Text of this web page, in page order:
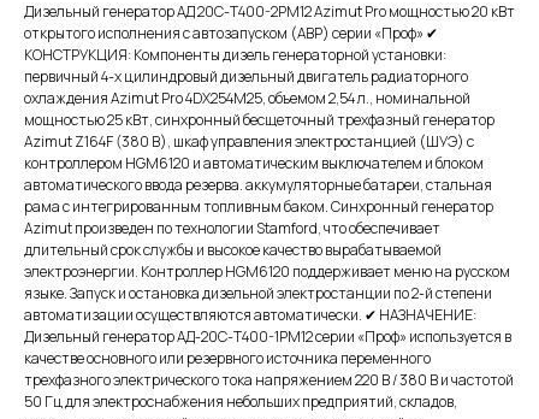
Дизельный генератор АД 20С-Т400-2РМ12 Azimut Pro мощностью 20 кВт
открытого исполнения с автозапуском (АВР) серии «Проф» ✔
КОНСТРУКЦИЯ: Компоненты дизель генераторной установки:
первичный 4-х цилиндровый дизельный двигатель радиаторного
охлаждения Azimut Pro 4DX254M25, объемом 2,54 л., номинальной
мощностью 25 кВт, синхронный бесщеточный трехфазный генератор
Azimut Z164F (380 В), шкаф управления электростанцией (ШУЭ) с
контроллером HGM6120 и автоматическим выключателем и блоком
автоматического ввода резерва. аккумуляторные батареи, стальная
рама с интегрированным топливным баком. Синхронный генератор
Azimut произведен по технологии Stamford, что обеспечивает
длительный срок службы и высокое качество вырабатываемой
электроэнергии. Контроллер HGM6120 поддерживает меню на русском
языке. Запуск и остановка дизельной электростанции по 2-й степени
автоматизации осуществляются автоматически. ✔ НАЗНАЧЕНИЕ:
Дизельный генератор АД-20С-Т400-1РМ12 серии «Проф» используется в
качестве основного или резервного источника переменного
трехфазного электрического тока напряжением 220 В / 380 В и частотой
50 Гц для электроснабжения небольших предприятий, складов,